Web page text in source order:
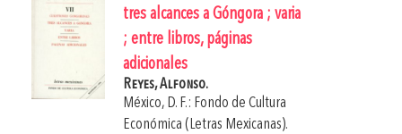
tres alcances a Góngora ; varia
; entre libros, páginas
adicionales
Reyes, Alfonso.
México, D. F.: Fondo de Cultura
Económica (Letras Mexicanas).